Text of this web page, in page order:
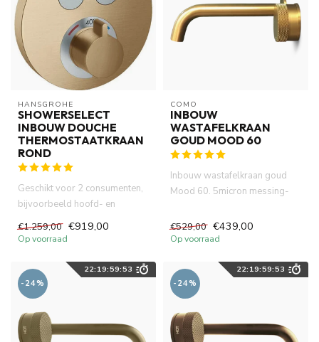
HANSGROHE
SHOWERSELECT
INBOUW DOUCHE
THERMOSTAATKRAAN
ROND
Geschikt voor 2 consumenten,
bijvoorbeeld hoofd- en
€1.259,00 €919,00
Op voorraad
COMO
INBOUW
WASTAFELKRAAN
GOUD MOOD 60
Inbouw wastafelkraan goud
Mood 60. 5micron messing-
€529,00 €439,00
Op voorraad
22: 19:59:52
-24%
22: 19:59:52
-24%